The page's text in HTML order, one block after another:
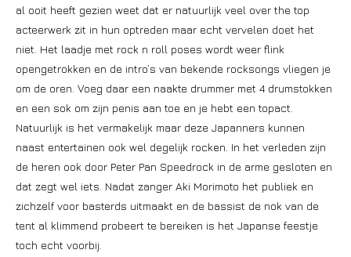
al ooit heeft gezien weet dat er natuurlijk veel over the top
acteerwerk zit in hun optreden maar echt vervelen doet het
niet. Het laadje met rock n roll poses wordt weer flink
opengetrokken en de intro’s van bekende rocksongs vliegen je
om de oren. Voeg daar een naakte drummer met 4 drumstokken
en een sok om zijn penis aan toe en je hebt een topact.
Natuurlijk is het vermakelijk maar deze Japanners kunnen
naast entertainen ook wel degelijk rocken. In het verleden zijn
de heren ook door Peter Pan Speedrock in de arme gesloten en
dat zegt wel iets. Nadat zanger Aki Morimoto het publiek en
zichzelf voor basterds uitmaakt en de bassist de nok van de
tent al klimmend probeert te bereiken is het Japanse feestje
toch echt voorbij.